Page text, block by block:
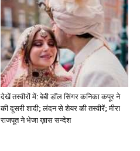
देखें तस्वीरों में: बेबी डॉल सिंगर कनिका कपूर ने
की दूसरी शादी; लंदन से शेयर की तस्वीरें; मीरा
राजपूत ने भेजा ख़ास सन्देश